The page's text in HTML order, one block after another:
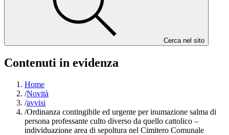
Cerca nel sito
Contenuti in evidenza
Home
/Novità
/avvisi
/Ordinanza contingibile ed urgente per inumazione salma di
persona professante culto diverso da quello cattolico –
individuazione area di sepoltura nel Cimitero Comunale